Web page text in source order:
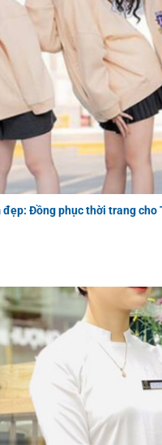
đẹp: Đồng phục thời trang cho